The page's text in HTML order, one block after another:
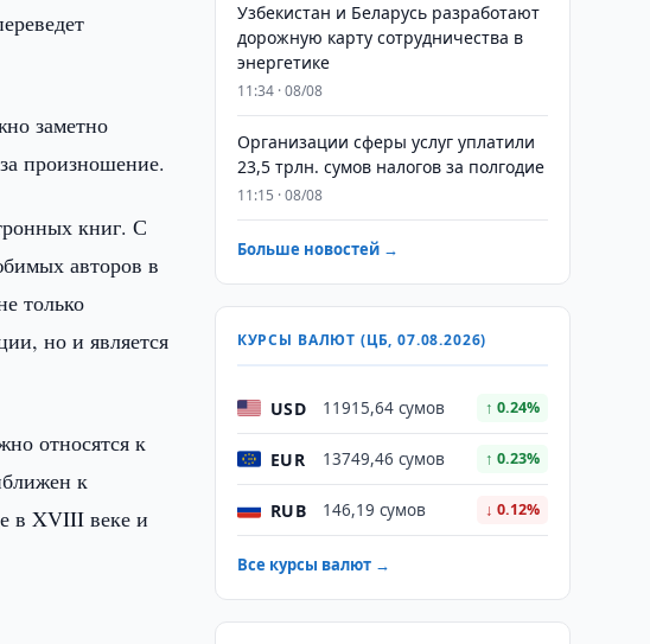
заметно
произношение.
книг. С
авторов в
только
но и является
относятся к
к
в XVIII веке и
Узбекистан и Беларусь разработают
дорожную карту сотрудничества в
энергетике
11:34 · 08/08
Организации сферы услуг уплатили
23,5 трлн. сумов налогов за полгодие
11:15 · 08/08
Больше новостей →
КУРСЫ ВАЛЮТ (ЦБ, 07.08.2026)
USD 11915,64 сумов ↑ 0.24%
EUR 13749,46 сумов ↑ 0.23%
RUB 146,19 сумов ↓ 0.12%
Все курсы валют →